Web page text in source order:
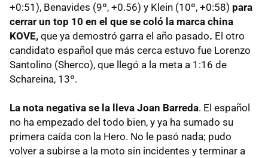
+0:51), Benavides (9º, +0.56) y Klein (10º, +0:58) para
cerrar un top 10 en el que se coló la marca china
KOVE, que ya demostró garra el año pasado. El otro
candidato español que más cerca estuvo fue Lorenzo
Santolino (Sherco), que llegó a la meta a 1:16 de
Schareina, 13º.
La nota negativa se la lleva Joan Barreda. El español
no ha empezado del todo bien, y ya ha sumado su
primera caída con la Hero. No le pasó nada; pudo
volver a subirse a la moto sin incidentes y terminar a